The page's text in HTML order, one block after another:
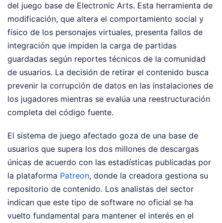
del juego base de Electronic Arts. Esta herramienta de
modificación, que altera el comportamiento social y
físico de los personajes virtuales, presenta fallos de
integración que impiden la carga de partidas
guardadas según reportes técnicos de la comunidad
de usuarios. La decisión de retirar el contenido busca
prevenir la corrupción de datos en las instalaciones de
los jugadores mientras se evalúa una reestructuración
completa del código fuente.
El sistema de juego afectado goza de una base de
usuarios que supera los dos millones de descargas
únicas de acuerdo con las estadísticas publicadas por
la plataforma Patreon, donde la creadora gestiona su
repositorio de contenido. Los analistas del sector
indican que este tipo de software no oficial se ha
vuelto fundamental para mantener el interés en el